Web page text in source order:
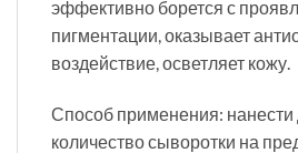
эффективно борется с
пигментации, оказывает
воздействие, осветляет кожу.
Способ применения: нанести
количество сыворотки на